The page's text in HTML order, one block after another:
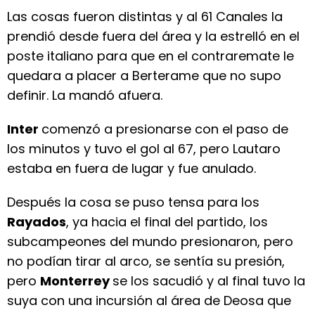
Las cosas fueron distintas y al 61 Canales la
prendió desde fuera del área y la estrelló en el
poste italiano para que en el contraremate le
quedara a placer a Berterame que no supo
definir. La mandó afuera.
Inter comenzó a presionarse con el paso de
los minutos y tuvo el gol al 67, pero Lautaro
estaba en fuera de lugar y fue anulado.
Después la cosa se puso tensa para los
Rayados, ya hacia el final del partido, los
subcampeones del mundo presionaron, pero
no podían tirar al arco, se sentía su presión,
pero Monterreyse los sacudió y al final tuvo la
suya con una incursión al área de Deosa que